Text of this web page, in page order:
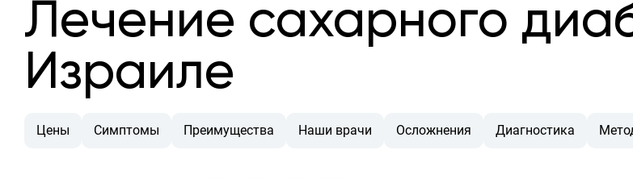
Лечение сахарного
Израиле
Цены Симптомы Преимущества Наши врачи Осложнения Диагностика